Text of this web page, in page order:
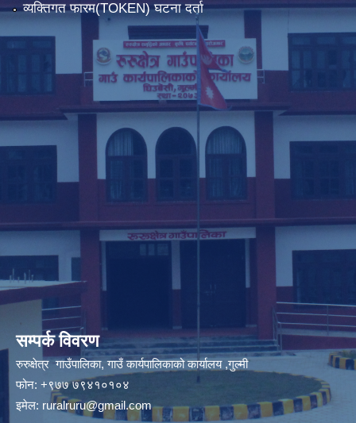
व्यक्तिगत फारम(TOKEN) घटना दर्ता
सम्पर्क विवरण
रुरुक्षेत्र गाउँपालिका, गाउँ कार्यपालिकाको कार्यालय ,गुल्मी
फोन: +९७७ ७९४१०१०४
इमेल: ruralruru@gmail.com